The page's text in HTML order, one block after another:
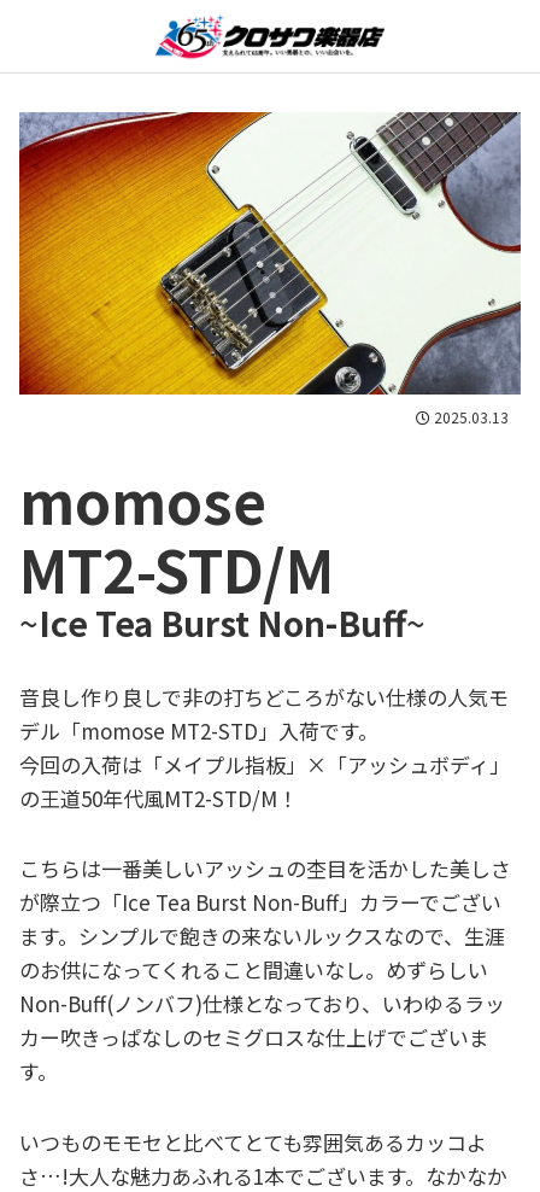
2025.03.13
momose
MT2-STD/M
~Ice Tea Burst Non-Buff~
音良し作り良しで非の打ちどころがない仕様の人気モ
デル「momose MT2-STD」入荷です。
今回の入荷は「メイプル指板」×「アッシュボディ」
の王道50年代風MT2-STD/M！
こちらは一番美しいアッシュの杢目を活かした美しさ
が際立つ「Ice Tea Burst Non-Buff」カラーでござい
ます。シンプルで飽きの来ないルックスなので、生涯
のお供になってくれること間違いなし。めずらしい
Non-Buff(ノンバフ)仕様となっており、いわゆるラッ
カー吹きっぱなしのセミグロスな仕上げでございま
す。
いつものモモセと比べてとても雰囲気あるカッコよ
さ…!大人な魅力あふれる1本でございます。なかなか